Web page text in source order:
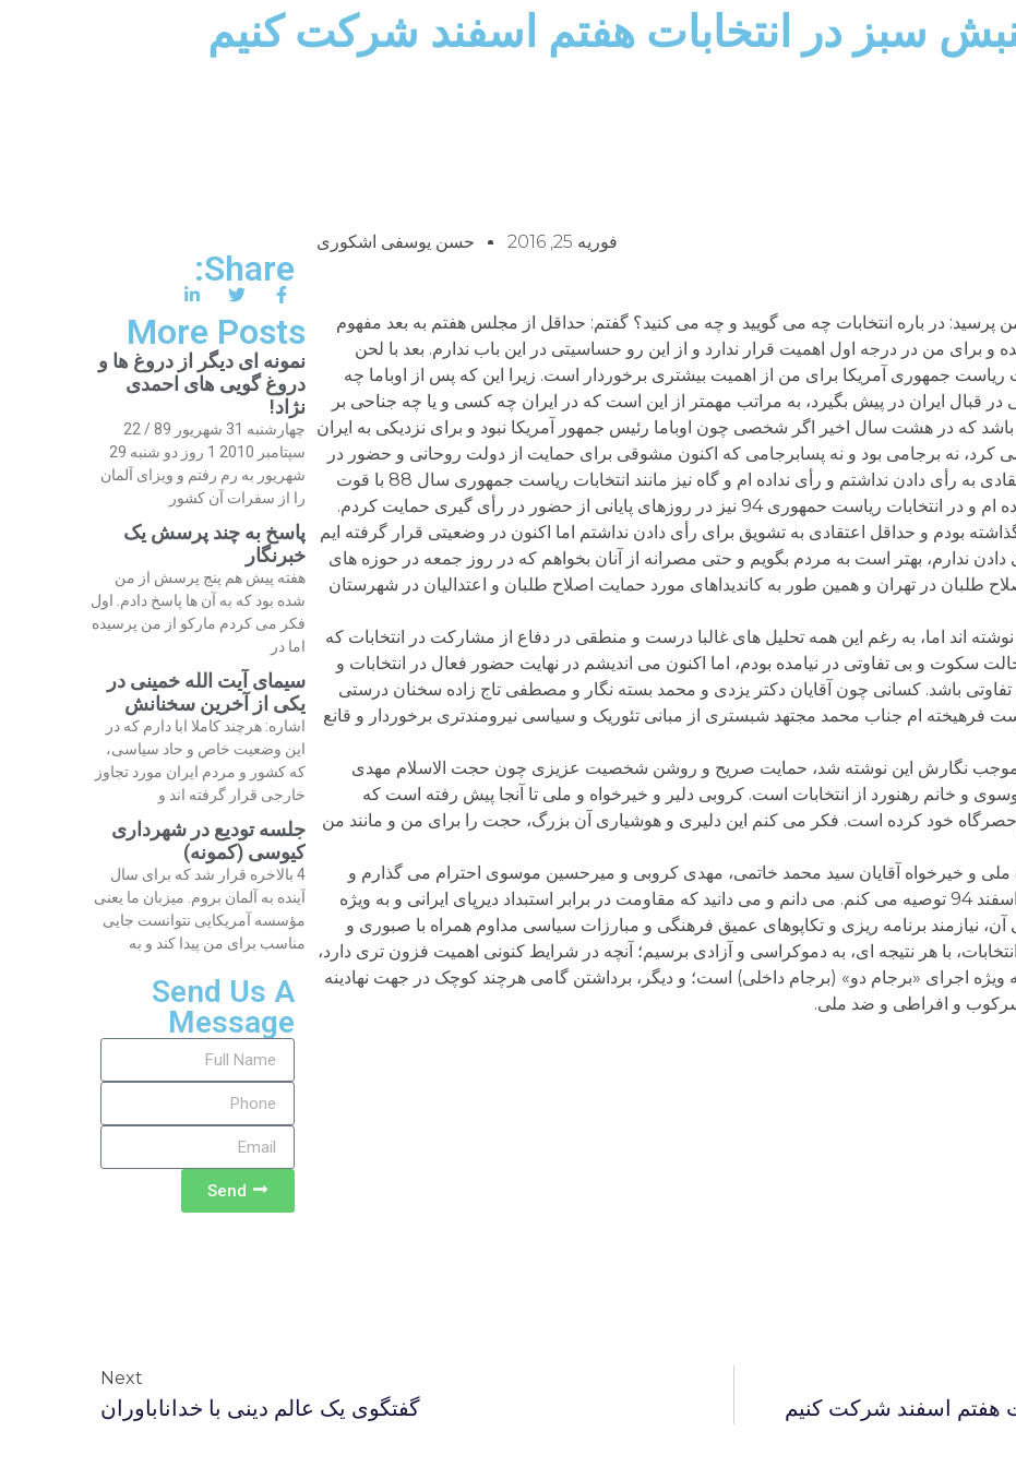
سبز در انتخابات هفتم اسفند شرکت کنیم
فوریه 25, 2016 حسن یوسفی اشکوری
پرسید: در باره انتخابات چه می گویید و چه می کنید؟ گفتم: حداقل از مجلس هفتم به بعد مفهوم
و برای من در درجه اول اهمیت قرار ندارد و از این رو حساسیتی در این باب ندارم. بعد با لحن
ریاست جمهوری آمریکا برای من از اهمیت بیشتری برخوردار است. زیرا این که پس از اوباما چه
قبال ایران در پیش بگیرد، به مراتب مهمتر از این است که در ایران چه کسی و یا چه جناحی بر
که در هشت سال اخیر اگر شخصی چون اوباما رئیس جمهور آمریکا نبود و برای نزدیکی به ایران
کرد، نه برجامی بود و نه پسابرجامی که اکنون مشوقی برای حمایت از دولت روحانی و حضور در
انتخابات باشد. با این همه، در این سالها گاه اعتقادی به رأی دادن نداشتم و رأی نداده ام و گاه نیز مانند انتخابات ریاست جمهوری سال 88 با قوت
94 نیز در روزهای پایانی از حضور در رأی گیری حمایت کردم.
بودم و حداقل اعتقادی به تشویق برای رأی دادن نداشتم اما اکنون در وضعیتی قرار گرفته ایم
ندارم، بهتر است به مردم بگویم و حتی مصرانه از آنان بخواهم که در روز جمعه در حوزه های
طلبان در تهران و همین طور به کاندیداهای مورد حمایت اصلاح طلبان و اعتدالیان در شهرستان
نوشته اند اما، به رغم این همه تحلیل های غالبا درست و منطقی در دفاع از مشارکت در انتخابات که
سکوت و بی تفاوتی در نیامده بودم، اما اکنون می اندیشم در نهایت حضور فعال در انتخابات و
تفاوتی باشد. کسانی چون آقایان دکتر یزدی و محمد بسته نگار و مصطفی تاج زاده سخنان درستی
فرهیخته ام جناب محمد مجتهد شبستری از مبانی تئوریک و سیاسی نیرومندتری برخوردار و قانع
موجب نگارش این نوشته شد، حمایت صریح و روشن شخصیت عزیزی چون حجت الاسلام مهدی
و خانم رهنورد از انتخابات است. کروبی دلیر و خیرخواه و ملی تا آنجا پیش رفته است که
خود کرده است. فکر می کنم این دلیری و هوشیاری آن بزرگ، حجت را برای من و مانند من
خیرخواه آقایان سید محمد خاتمی، مهدی کروبی و میرحسین موسوی احترام می گذارم و
هموطنان را به حضور فعال در انتخابات هفتم اسفند 94 توصیه می کنم. می دانم و می دانید که مقاومت در برابر استبداد دیرپای ایرانی و به ویژه
نیازمند برنامه ریزی و تکاپوهای عمیق فرهنگی و مبارزات سیاسی مداوم همراه با صبوری و
با هر نتیجه ای، به دموکراسی و آزادی برسیم؛ آنچه در شرایط کنونی اهمیت فزون تری دارد،
اجرای «برجام دو» (برجام داخلی) است؛ و دیگر، برداشتن گامی هرچند کوچک در جهت نهادینه
و افراطی و ضد ملی.
Share:
More Posts
نمونه ای دیگر از دروغ ها و
دروغ گویی های احمدی
نژاد!
چهارشنبه 31 شهریور 89 / 22
سپتامبر 2010 1 روز دو شنبه 29
شهریور به رم رفتم و ویزای آلمان
را از سفرات آن کشور
پاسخ به چند پرسش یک
خبرنگار
هفته پیش هم پنج پرسش از من
شده بود که به آن ها پاسخ دادم. اول
فکر می کردم مارکو از من پرسیده
اما در
سیمای آیت الله خمینی در
یکی از آخرین سخنانش
اشاره: هرچند کاملا ابا دارم که در
این وضعیت خاص و حاد سیاسی،
که کشور و مردم ایران مورد تجاوز
خارجی قرار گرفته اند و
جلسه تودیع در شهرداری
کیوسی (کمونه)
4 بالاخره قرار شد که برای سال
آینده به آلمان بروم. میزبان ما یعنی
مؤسسه آمریکایی نتوانست جایی
مناسب برای من پیدا کند و به
Send Us A
Message
Send
هفتم اسفند شرکت کنیم
Next
گفتگوی یک عالم دینی با خداناباوران